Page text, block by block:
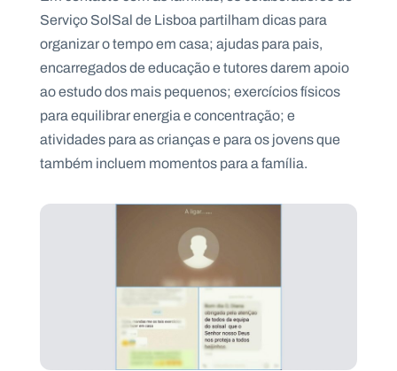
Serviço SolSal de Lisboa partilham dicas para
organizar o tempo em casa; ajudas para pais,
encarregados de educação e tutores darem apoio
ao estudo dos mais pequenos; exercícios físicos
para equilibrar energia e concentração; e
atividades para as crianças e para os jovens que
também incluem momentos para a família.